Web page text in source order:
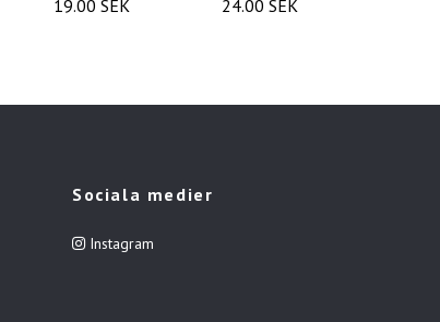
19.00 SEK
24.00 SEK
Sociala medier
Instagram